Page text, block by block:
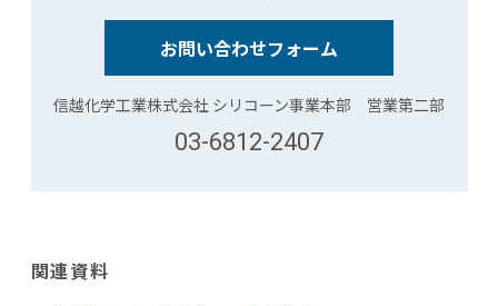
お問い合わせフォーム
信越化学工業株式会社 シリコーン事業本部 営業第二部
03-6812-2407
関連資料